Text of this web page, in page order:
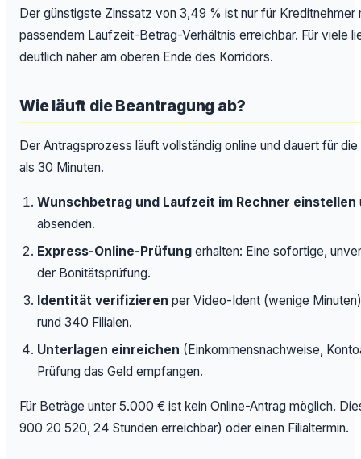
Der günstigste Zinssatz von 3,49 % ist nur für Kreditnehmer
passendem Laufzeit-Betrag-Verhältnis erreichbar. Für viele
deutlich näher am oberen Ende des Korridors.
Wie läuft die Beantragung ab?
Der Antragsprozess läuft vollständig online und dauert für
als 30 Minuten.
Wunschbetrag und Laufzeit im Rechner einstellen
absenden.
Express-Online-Prüfung erhalten: Eine sofortige,
der Bonitätsprüfung.
Identität verifizieren per Video-Ident (wenige
rund 340 Filialen.
Unterlagen einreichen (Einkommensnachweise,
Prüfung das Geld empfangen.
Für Beträge unter 5.000 € ist kein Online-Antrag möglich.
900 20 520, 24 Stunden erreichbar) oder einen Filialtermin.